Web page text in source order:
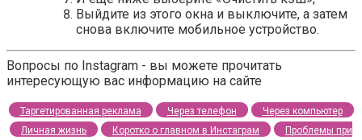
Выйдите из этого окна и выключите, а затем
снова включите мобильное устройство.
Вопросы по Instagram - вы можете прочитать
интересующую вас информацию на сайте
Таргетированная реклама Через телефон
Через компьютер
Личная жизнь
Коротко о главном в Инстаграм
Проблемы при